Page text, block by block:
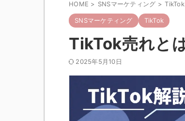
HOME > SNSマーケティング > TikTok
SNSマーケティング TikTok
TikTok売れと
2025年5月10日